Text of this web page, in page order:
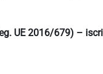
UE 2016/679) –